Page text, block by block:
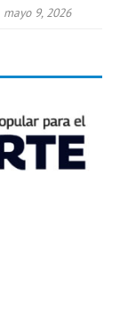
mayo 9, 2026